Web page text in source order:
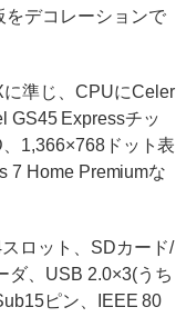
をデコレーションで
準じ、CPUにCeler
GS45 Expressチッ
1,366×768ドット表
7 Home Premiumな
ロット、SDカード/
ダ、USB 2.0×3(うち
ピン、IEEE 80